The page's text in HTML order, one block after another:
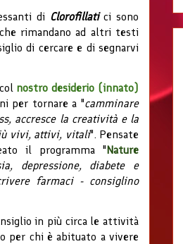
di Clorofillatici sono
che rimandano ad altri testi
di cercare e di segnarvi
nostro desiderio (innato)
per tornare a "camminare
accresce la creatività e la
vivi, attivi, vitali". Pensate
il programma "Nature
depressione, diabete e
farmaci - consiglino
in più circa le attività
per chi è abituato a vivere